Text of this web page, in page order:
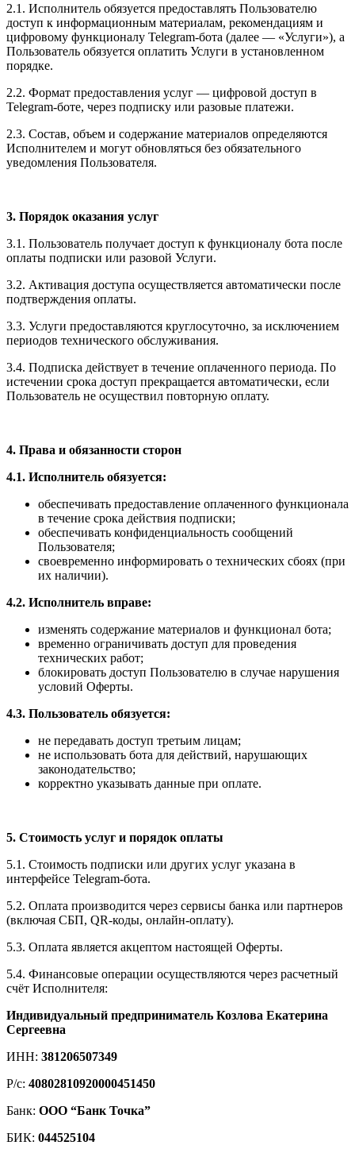
2.1. Исполнитель обязуется предоставлять Пользователю
доступ к информационным материалам, рекомендациям и
цифровому функционалу Telegram-бота (далее — «Услуги»), а
Пользователь обязуется оплатить Услуги в установленном
порядке.
2.2. Формат предоставления услуг — цифровой доступ в
Telegram-боте, через подписку или разовые платежи.
2.3. Состав, объем и содержание материалов определяются
Исполнителем и могут обновляться без обязательного
уведомления Пользователя.
3. Порядок оказания услуг
3.1. Пользователь получает доступ к функционалу бота после
оплаты подписки или разовой Услуги.
3.2. Активация доступа осуществляется автоматически после
подтверждения оплаты.
3.3. Услуги предоставляются круглосуточно, за исключением
периодов технического обслуживания.
3.4. Подписка действует в течение оплаченного периода. По
истечении срока доступ прекращается автоматически, если
Пользователь не осуществил повторную оплату.
4. Права и обязанности сторон
4.1. Исполнитель обязуется:
обеспечивать предоставление оплаченного функционала
в течение срока действия подписки;
обеспечивать конфиденциальность сообщений
Пользователя;
своевременно информировать о технических сбоях (при
их наличии).
4.2. Исполнитель вправе:
изменять содержание материалов и функционал бота;
временно ограничивать доступ для проведения
технических работ;
блокировать доступ Пользователю в случае нарушения
условий Оферты.
4.3. Пользователь обязуется:
не передавать доступ третьим лицам;
не использовать бота для действий, нарушающих
законодательство;
корректно указывать данные при оплате.
5. Стоимость услуг и порядок оплаты
5.1. Стоимость подписки или других услуг указана в
интерфейсе Telegram-бота.
5.2. Оплата производится через сервисы банка или партнеров
(включая СБП, QR-коды, онлайн-оплату).
5.3. Оплата является акцептом настоящей Оферты.
5.4. Финансовые операции осуществляются через расчетный
счёт Исполнителя:
Индивидуальный предприниматель Козлова Екатерина
Сергеевна
ИНН: 381206507349
Р/с: 40802810920000451450
Банк: ООО “Банк Точка”
БИК: 044525104